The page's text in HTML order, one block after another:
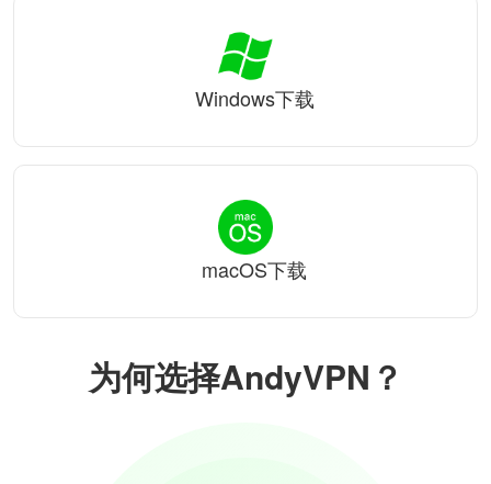
为何选择AndyVPN？
Windows下载
macOS下载